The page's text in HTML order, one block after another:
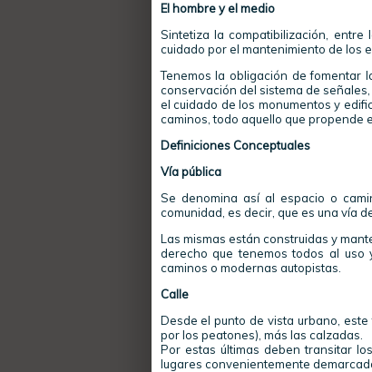
El hombre y el medio
Sintetiza la compatibilización,
cuidado por el mantenimiento de los
Tenemos la obligación de fomentar
conservación del sistema de
el cuidado de los monumentos y
caminos, todo aquello que propende
Definiciones Conceptuales
Vía pública
Se denomina así al espacio o
comunidad, es decir, que es una vía
Las mismas están construidas y
derecho que tenemos todos al
caminos o modernas autopistas.
Calle
Desde el punto de vista urbano,
por los peatones), más las calzadas.
Por estas últimas deben transitar
lugares convenientemente